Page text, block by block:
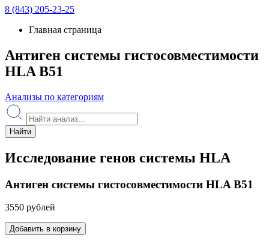
8 (843) 205-23-25
Главная страница
Антиген системы гистосовместимости
HLA B51
Анализы по категориям
Найти
Исследование генов системы HLA
Антиген системы гистосовместимости HLA B51
3550 рублей
Добавить в корзину